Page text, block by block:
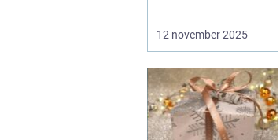
kvalitet eller stil...
12 november 2025